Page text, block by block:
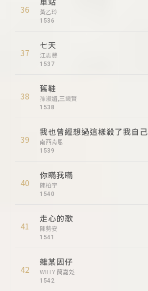
36 黃乙玲
1536
37
七天
江志豐
1537
38
舊鞋
孫淑媚,王識賢
1538
39
我也曾經想過這樣殺了我自己
南西肯恩
1539
40
你瞞我瞞
陳柏宇
1540
41
走心的歌
陳勢安
1541
42
雜某因仔
WILLY 簡嘉彣
1542